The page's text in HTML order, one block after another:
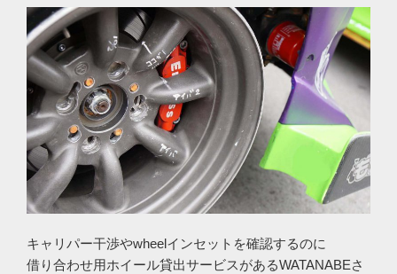
キャリパー干渉やwheelインセットを確認するのに
借り合わせ用ホイール貸出サービスがあるWATANABEさ